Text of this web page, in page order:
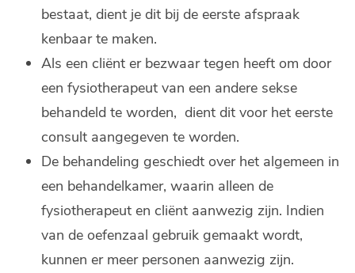
bestaat, dient je dit bij de eerste afspraak
kenbaar te maken.
Als een cliënt er bezwaar tegen heeft om door
een fysiotherapeut van een andere sekse
behandeld te worden, dient dit voor het eerste
consult aangegeven te worden.
De behandeling geschiedt over het algemeen in
een behandelkamer, waarin alleen de
fysiotherapeut en cliënt aanwezig zijn. Indien
van de oefenzaal gebruik gemaakt wordt,
kunnen er meer personen aanwezig zijn.